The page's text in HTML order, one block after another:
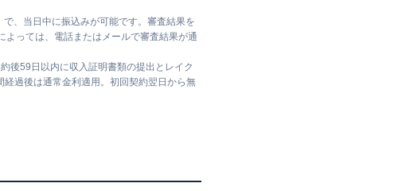
、当日中に振込みが可能です。審査結果を
っては、電話またはメールで審査結果が通
後59日以内に収入証明書類の提出とレイク
過後は通常金利適用。初回契約翌日から無